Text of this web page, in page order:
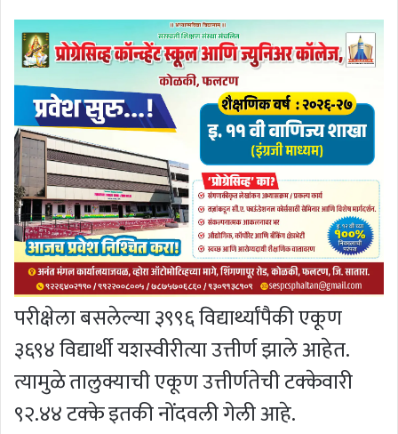
परीक्षेला बसलेल्या ३९९६ विद्यार्थ्यांपैकी एकूण
३६९४ विद्यार्थी यशस्वीरीत्या उत्तीर्ण झाले आहेत.
त्यामुळे तालुक्याची एकूण उत्तीर्णतेची टक्केवारी
९२.४४ टक्के इतकी नोंदवली गेली आहे.